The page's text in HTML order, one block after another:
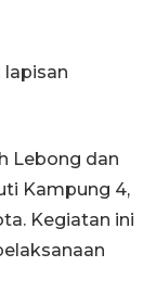
Lebong dan
Kampung 4,
Kegiatan ini
Kodim
2022